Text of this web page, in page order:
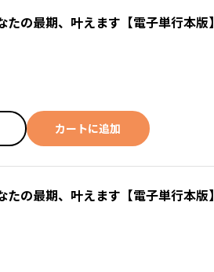
たの最期、叶えます【電子単行本版
カートに追加
たの最期、叶えます【電子単行本版